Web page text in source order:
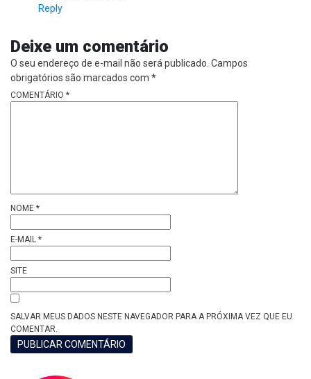
Reply
Deixe um comentário
O seu endereço de e-mail não será publicado. Campos
obrigatórios são marcados com *
COMENTÁRIO *
NOME *
E-MAIL *
SITE
SALVAR MEUS DADOS NESTE NAVEGADOR PARA A PRÓXIMA VEZ QUE EU
COMENTAR.